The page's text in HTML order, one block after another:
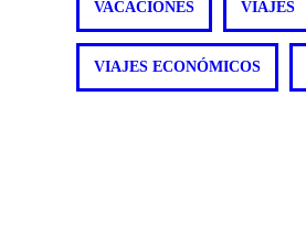
VACACIONES VIAJES
VIAJES ECONÓMICOS